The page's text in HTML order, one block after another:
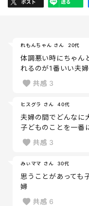
れもんちゃん さん 20代
体調悪い時にちゃん
れるのが1番いい夫婦
共感 3
ヒスグラ さん 40代
夫婦の間でどんなに
子どものことを一番
共感 3
みぃママ さん 30代
思うことがあっても
婦
共感 6